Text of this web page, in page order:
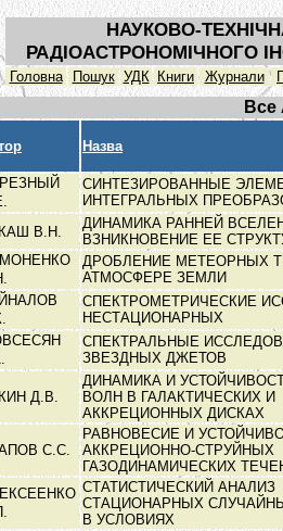
НАУКОВО-
РАДІОАСТРОНОМІЧНОГО
Головна Пошук УДК Книги Журнали
Все
Назва
СИНТЕЗИРОВАННЫЕ
ИНТЕГРАЛЬНЫХ
В.Н.
ДИНАМИКА РАННЕЙ
ВЗНИКНОВЕНИЕ ЕЕ
ДРОБЛЕНИЕ МЕТЕОРНЫХ
АТМОСФЕРЕ ЗЕМЛИ
СПЕКТРОМЕТРИЧЕСКИЕ
НЕСТАЦИОНАРНЫХ
СПЕКТРАЛЬНЫЕ
ЗВЕЗДНЫХ ДЖЕТОВ
Д.В.
ДИНАМИКА И
ВОЛН В ГАЛАКТИЧЕСКИХ И
АККРЕЦИОННЫХ ДИСКАХ
С.С.
РАВНОВЕСИЕ И
АККРЕЦИОННО-СТРУЙНЫХ
ГАЗОДИНАМИЧЕСКИХ
СТАТИСТИЧЕСКИЙ АНАЛИЗ
СТАЦИОНАРНЫХ
В УСЛОВИЯХ